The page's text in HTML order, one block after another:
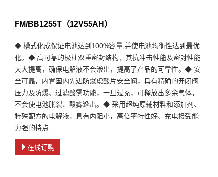
FM/BB1255T（12V55AH）
◆ 槽式化成保证电池达到100%容量,并使电池均衡性达到最优
化。◆ 高可靠的极柱双重密封结构，其抗冲击性能及密封性能
大大提高，确保电解液不会渗出，提高了产品的可靠性。◆ 安
全可靠，内置国内先进防爆虑酸片安全阀，具有精确的开闭阀
压力及防爆、过滤酸雾功能，一旦过充，可释放出多余气体，
不会使电池胀裂、酸雾逸出。◆ 采用超纯原辅材料和添加剂、
特殊配方的电解液，具有内阻小，高倍率特性好、充电接受能
力强的特点
在线订购